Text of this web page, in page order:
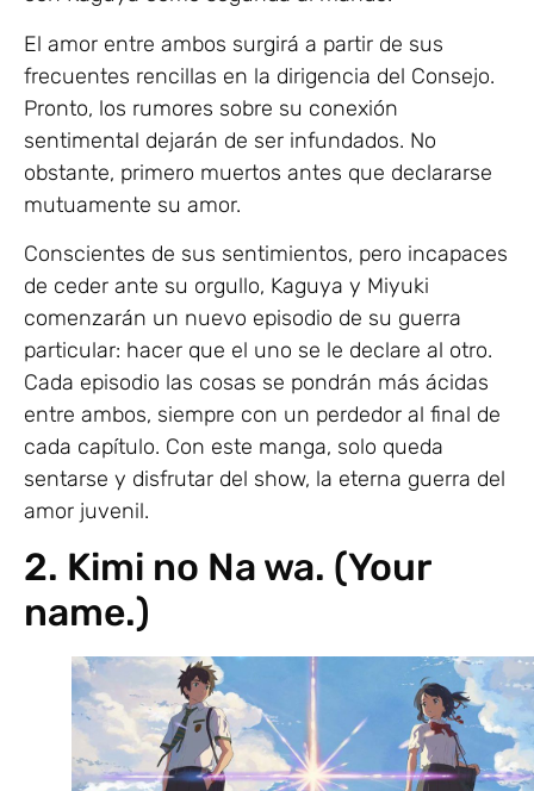
El amor entre ambos surgirá a partir de sus
frecuentes rencillas en la dirigencia del Consejo.
Pronto, los rumores sobre su conexión
sentimental dejarán de ser infundados. No
obstante, primero muertos antes que declararse
mutuamente su amor.
Conscientes de sus sentimientos, pero incapaces
de ceder ante su orgullo, Kaguya y Miyuki
comenzarán un nuevo episodio de su guerra
particular: hacer que el uno se le declare al otro.
Cada episodio las cosas se pondrán más ácidas
entre ambos, siempre con un perdedor al final de
cada capítulo. Con este manga, solo queda
sentarse y disfrutar del show, la eterna guerra del
amor juvenil.
2. Kimi no Na wa. (Your
name.)